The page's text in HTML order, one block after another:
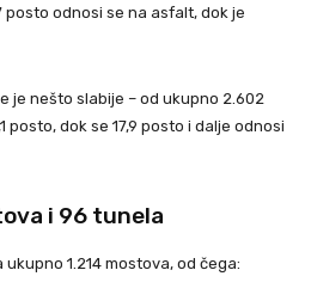
posto odnosi se na asfalt, dok je
je nešto slabije – od ukupno 2.602
dok se 17,9 posto i dalje odnosi
i 96 tunela
1.214 mostova, od čega: